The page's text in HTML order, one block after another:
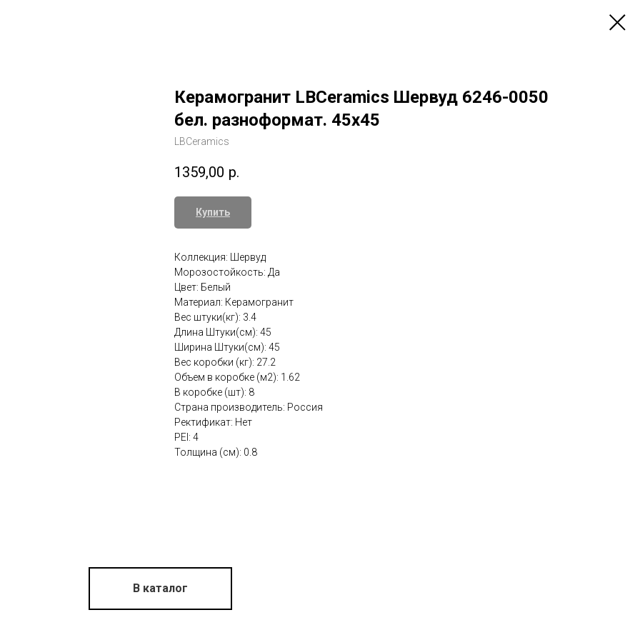
Керамогранит LBCeramics Шервуд 6246-0050
бел. разноформат. 45х45
LBCeramics
1359,00 р.
Купить
Коллекция: Шервуд
Морозостойкость: Да
Цвет: Белый
Материал: Керамогранит
Вес штуки(кг): 3.4
Длина Штуки(см): 45
Ширина Штуки(см): 45
Вес коробки (кг): 27.2
Объем в коробке (м2): 1.62
В коробке (шт): 8
Страна производитель: Россия
Ректификат: Нет
PEI: 4
Толщина (см): 0.8
В каталог